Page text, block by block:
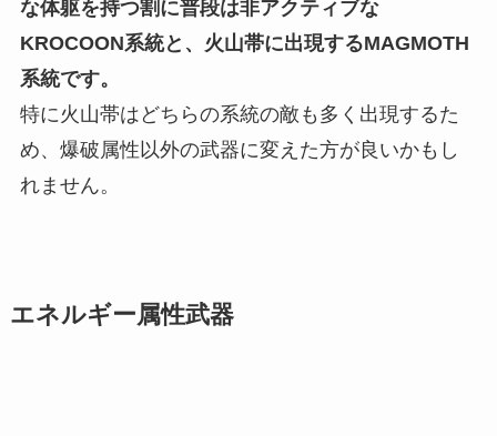
な体躯を持つ割に普段は非アクティブな
KROCOON系統と、火山帯に出現するMAGMOTH
系統です。
特に火山帯はどちらの系統の敵も多く出現するた
め、爆破属性以外の武器に変えた方が良いかもし
れません。
エネルギー属性武器